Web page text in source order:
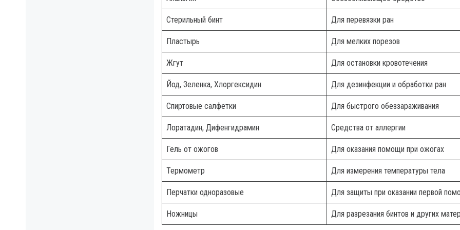
Стерильный бинт Для перевязки ран
Пластырь Для мелких порезов
Жгут Для остановки кровотечения
Йод, Зеленка, Хлоргексидин Для дезинфекции и обработки ран
Спиртовые салфетки Для быстрого обеззараживания
Лоратадин, Дифенгидрамин Средства от аллергии
Гель от ожогов Для оказания помощи при ожогах
Термометр Для измерения температуры тела
Перчатки одноразовые Для защиты при оказании первой
Ножницы Для разрезания бинтов и других